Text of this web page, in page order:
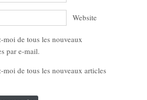
Website
moi de tous les nouveaux
par e-mail.
moi de tous les nouveaux articles